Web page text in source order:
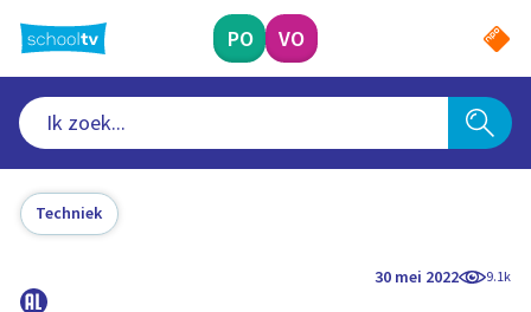
naar
hoofdinhoud
PO VO
Techniek
30 mei 2022 9.1k